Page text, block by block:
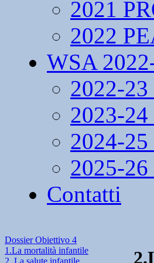
2021
2022
WSA
2022-23
2023-
2024-
2025-
Contatti
Dossier Obiettivo 4
1.La mortalità infantile
2. La salute infantile